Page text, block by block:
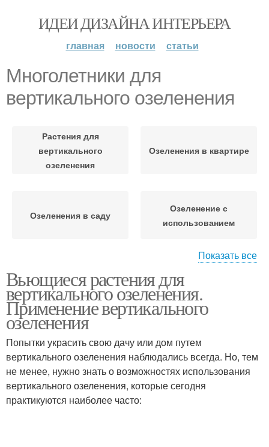
ИДЕИ ДИЗАЙНА ИНТЕРЬЕРА
главная новости статьи
Многолетники для
вертикального озеленения
Растения для
вертикального
озеленения
Озеленения в квартире
Озеленения в саду
Озеленение с
использованием
озеленение
Вертикальный сад
Конструкции для
вертикального
озеленения
вертикального
озеленения
Показать все
Вьющиеся растения для
вертикального озеленения.
Применение вертикального
озеленения
Попытки украсить свою дачу или дом путем
вертикального озеленения наблюдались всегда. Но, тем
не менее, нужно знать о возможностях использования
вертикального озеленения, которые сегодня
практикуются наиболее часто: